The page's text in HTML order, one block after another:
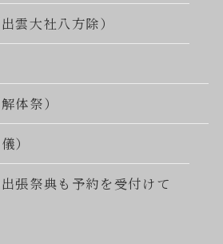
雲大社八方除）
体祭）
）
張祭典も予約を受付けて